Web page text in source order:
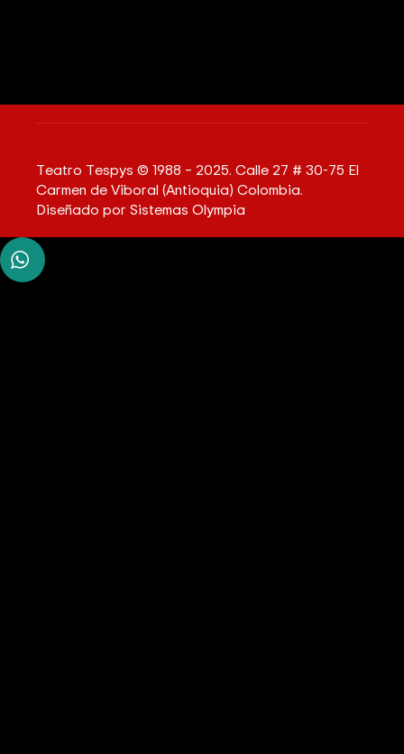
Teatro Tespys © 1988 – 2025. Calle 27 # 30-75 El
Carmen de Viboral (Antioquia) Colombia.
Diseñado por Sistemas Olympia